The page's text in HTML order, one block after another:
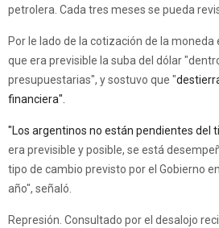
petrolera. Cada tres meses se pueda
Por le lado de la cotización de la
que era previsible la suba del dólar
presupuestarias", y sostuvo que "
financiera".
"Los argentinos no están pendientes del
era previsible y posible, se está
tipo de cambio previsto por el Gobierno
año", señaló.
Represión. Consultado por el desalojo